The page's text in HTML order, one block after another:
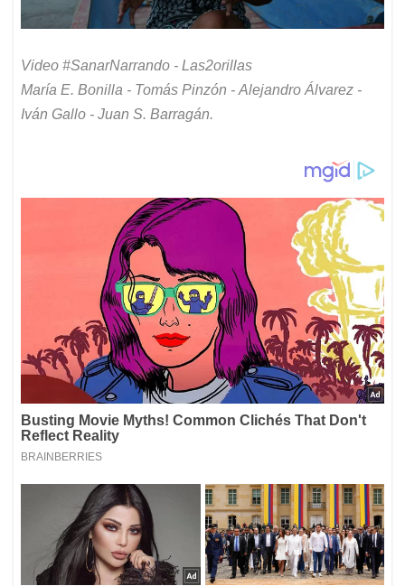
Video #SanarNarrando - Las2orillas
María E. Bonilla - Tomás Pinzón - Alejandro Álvarez -
Iván Gallo - Juan S. Barragán.